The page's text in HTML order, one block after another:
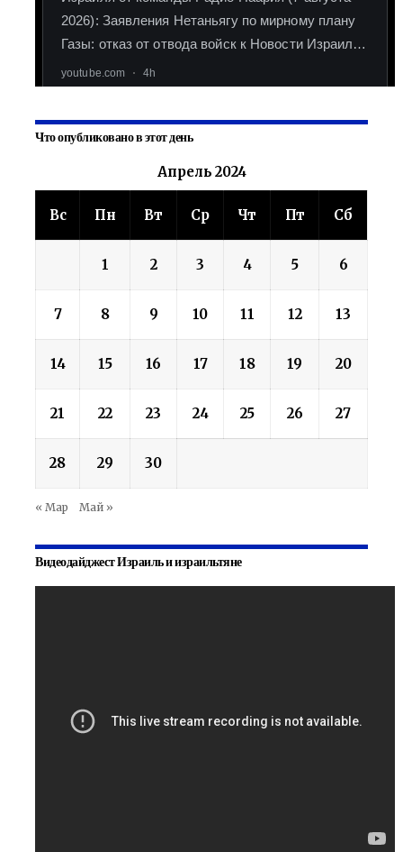
Что опубликовано в этот день
Апрель 2024
Вс Пн Вт Ср Чт Пт Сб
1 2 3 4 5 6
7 8 9 10 11 12 13
14 15 16 17 18 19 20
21 22 23 24 25 26 27
28 29 30
« Мар Май »
Видеодайджест Израиль и израильтяне